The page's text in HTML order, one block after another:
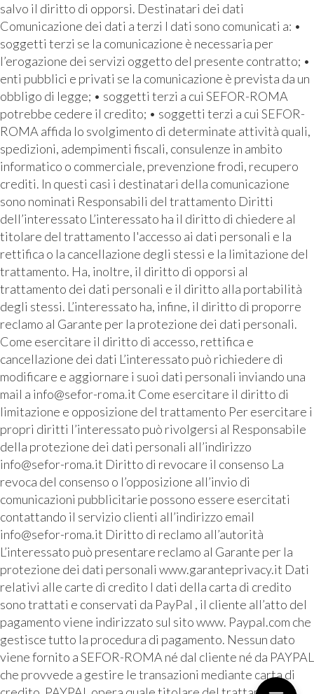
salvo il diritto di opporsi. Destinatari dei dati
Comunicazione dei dati a terzi I dati sono comunicati a: •
soggetti terzi se la comunicazione è necessaria per
l’erogazione dei servizi oggetto del presente contratto; •
enti pubblici e privati se la comunicazione è prevista da un
obbligo di legge; • soggetti terzi a cui SEFOR-ROMA
potrebbe cedere il credito; • soggetti terzi a cui SEFOR-
ROMA affida lo svolgimento di determinate attività quali,
spedizioni, adempimenti fiscali, consulenze in ambito
informatico o commerciale, prevenzione frodi, recupero
crediti. In questi casi i destinatari della comunicazione
sono nominati Responsabili del trattamento Diritti
dell’interessato L’interessato ha il diritto di chiedere al
titolare del trattamento l'accesso ai dati personali e la
rettifica o la cancellazione degli stessi e la limitazione del
trattamento. Ha, inoltre, il diritto di opporsi al
trattamento dei dati personali e il diritto alla portabilità
degli stessi. L’interessato ha, infine, il diritto di proporre
reclamo al Garante per la protezione dei dati personali.
Come esercitare il diritto di accesso, rettifica e
cancellazione dei dati L’interessato può richiedere di
modificare e aggiornare i suoi dati personali inviando una
mail a info@sefor-roma.it Come esercitare il diritto di
limitazione e opposizione del trattamento Per esercitare i
propri diritti l’interessato può rivolgersi al Responsabile
della protezione dei dati personali all’indirizzo
info@sefor-roma.it Diritto di revocare il consenso La
revoca del consenso o l’opposizione all’invio di
comunicazioni pubblicitarie possono essere esercitati
contattando il servizio clienti all’indirizzo email
info@sefor-roma.it Diritto di reclamo all’autorità
L’interessato può presentare reclamo al Garante per la
protezione dei dati personali www.garanteprivacy.it Dati
relativi alle carte di credito I dati della carta di credito
sono trattati e conservati da PayPal , il cliente all’atto del
pagamento viene indirizzato sul sito www. Paypal.com che
gestisce tutto la procedura di pagamento. Nessun dato
viene fornito a SEFOR-ROMA né dal cliente né da PAYPAL
che provvede a gestire le transazioni mediante carta di